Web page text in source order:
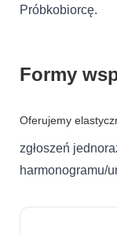
Próbkobiorcę.
Formy
Oferujemy
zgłoszeń
harmonogramu/